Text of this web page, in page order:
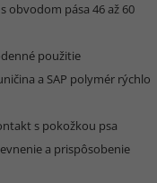
obvodom pása 46 až 60
použitie
a SAP polymér rýchlo
s pokožkou psa
a prispôsobenie